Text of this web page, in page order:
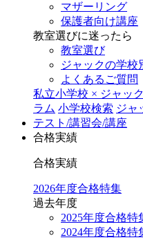
マザーリング
保護者向け講座
教室選びに迷ったら
教室選び
ジャックの学校
よくあるご質問
私立小学校 × ジャッ
ラム 小学校検索 ジャ
テスト/講習会/講座
合格実績
合格実績
2026年度合格特集
過去年度
2025年度合格特
2024年度合格特